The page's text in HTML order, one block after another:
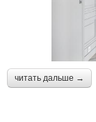
читать дальше →